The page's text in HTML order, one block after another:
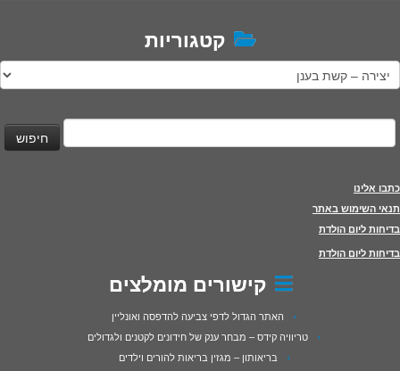
קטגוריות
קטגוריות
חיפוש:
כתבו אלינו
תנאי השימוש באתר
בדיחות ליום הולדת
בדיחות ליום הולדת
קישורים מומלצים
האתר הגדול לדפי צביעה להדפסה ואונליין
טריוויה קידס – מבחר ענק של חידונים לקטנים ולגדולים
בריאותון – מגזין בריאות להורים וילדים